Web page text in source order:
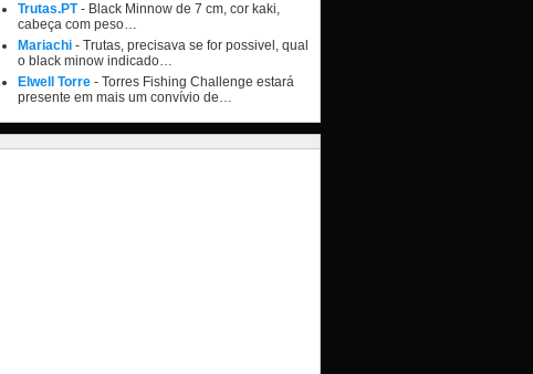
Trutas.PT- Black Minnow de 7 cm, cor kaki,
cabeça com peso…
Mariachi - Trutas, precisava se for possivel, qual
o black minow indicado…
Elwell Torre - Torres Fishing Challenge estará
presente em mais um convívio de…